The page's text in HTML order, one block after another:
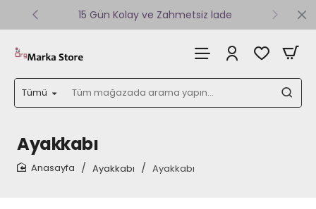
15 Gün Kolay ve Zahmetsiz İade
Tümü
Tüm
mağazada
yapın...
Ayakkabı
Ayakkabı Ayakkabı